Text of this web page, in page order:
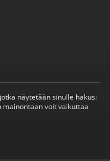
näytetään sinulle hakusi
voit vaikuttaa